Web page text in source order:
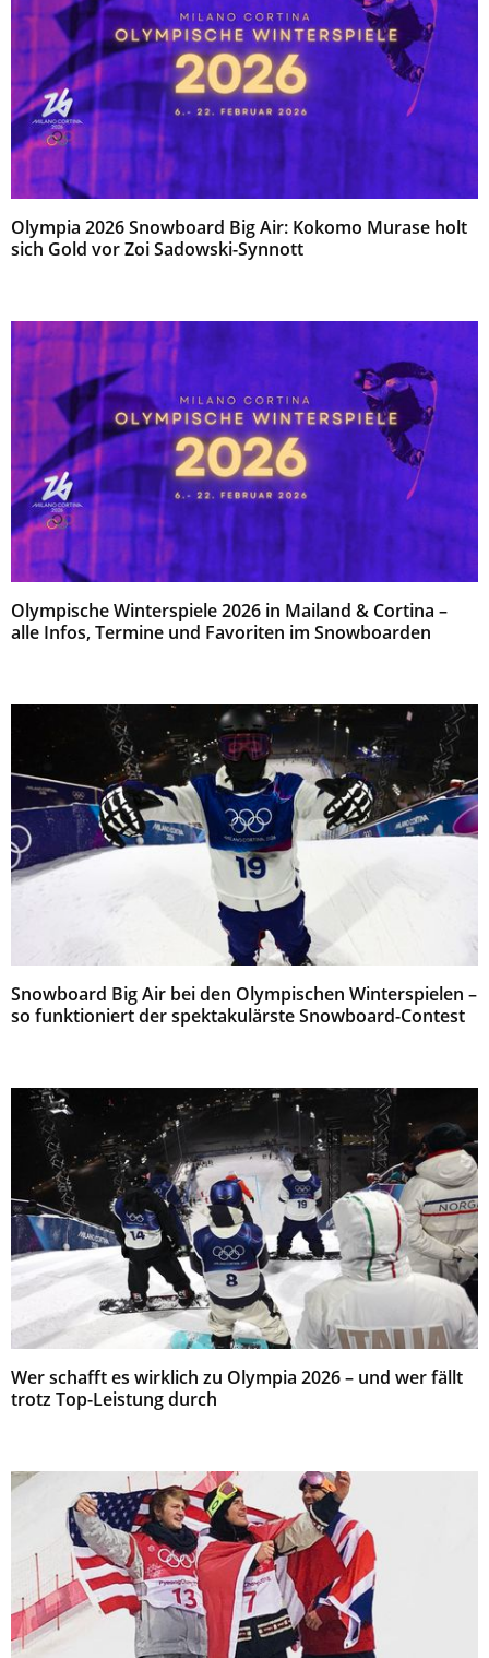
Olympia 2026 Snowboard Big Air: Kokomo Murase holt
sich Gold vor Zoi Sadowski-Synnott
Olympische Winterspiele 2026 in Mailand & Cortina –
alle Infos, Termine und Favoriten im Snowboarden
Snowboard Big Air bei den Olympischen Winterspielen –
so funktioniert der spektakulärste Snowboard-Contest
Wer schafft es wirklich zu Olympia 2026 – und wer fällt
trotz Top-Leistung durch